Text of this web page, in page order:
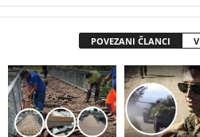
POVEZANI ČLANCI